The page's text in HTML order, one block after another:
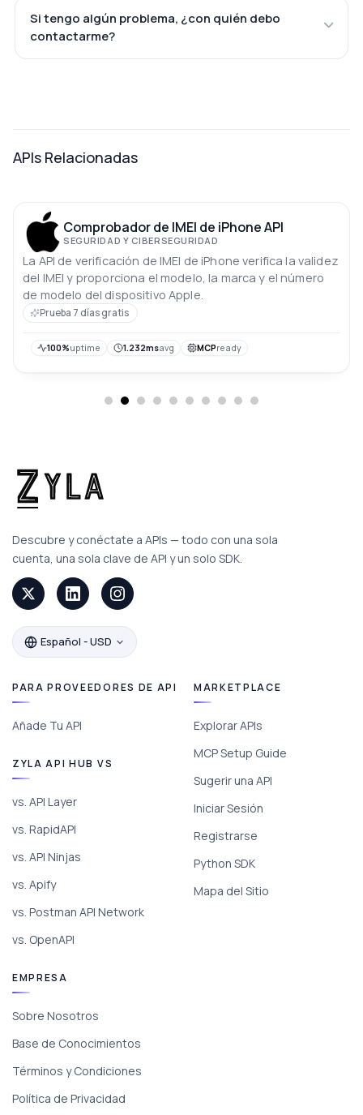
Si tengo algún problema, ¿con quién debo
contactarme?
APIs Relacionadas
Comprobador de IMEI de iPhone API
SEGURIDAD Y CIBERSEGURIDAD
La API de verificación de IMEI de iPhone verifica la validez
del IMEI y proporciona el modelo, la marca y el número
de modelo del dispositivo Apple.
Prueba 7 días gratis
100%uptime 1.232msavg MCPready
Descubre y conéctate a APIs — todo con una sola
cuenta, una sola clave de API y un solo SDK.
Español - USD
PARA PROVEEDORES DE API
Añade Tu API
ZYLA API HUB VS
vs. API Layer
vs. RapidAPI
vs. API Ninjas
vs. Apify
vs. Postman API Network
vs. OpenAPI
MARKETPLACE
Explorar APIs
MCP Setup Guide
Sugerir una API
Iniciar Sesión
Registrarse
Python SDK
Mapa del Sitio
EMPRESA
Sobre Nosotros
Base de Conocimientos
Términos y Condiciones
Política de Privacidad